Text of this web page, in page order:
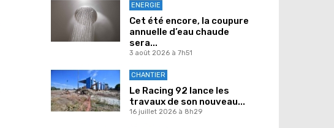
ENERGIE
Cet été encore, la coupure
annuelle d’eau chaude
sera...
3 août 2026 à 7h51
CHANTIER
Le Racing 92 lance les
travaux de son nouveau...
16 juillet 2026 à 8h29